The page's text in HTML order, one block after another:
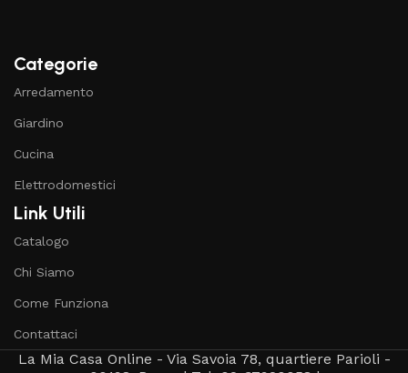
Categorie
Arredamento
Giardino
Cucina
Elettrodomestici
Link Utili
Catalogo
Chi Siamo
Come Funziona
Contattaci
La Mia Casa Online - Via Savoia 78, quartiere Parioli -